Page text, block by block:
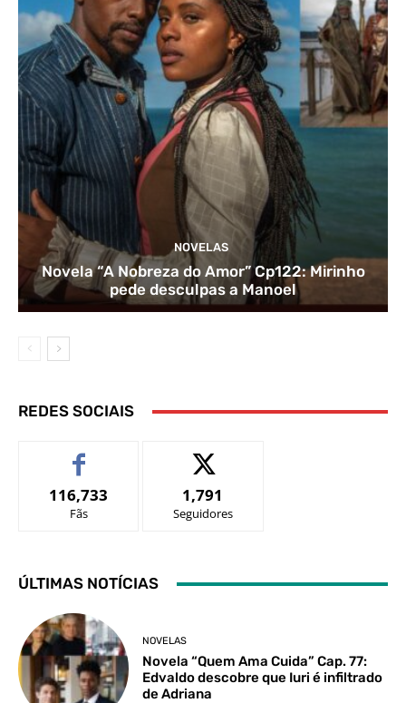
NOVELAS
Novela “A Nobreza do Amor” Cp122: Mirinho
pede desculpas a Manoel
REDES SOCIAIS
116,733
Fãs
1,791
Seguidores
ÚLTIMAS NOTÍCIAS
NOVELAS
Novela “Quem Ama Cuida” Cap. 77:
Edvaldo descobre que Iuri é infiltrado
de Adriana